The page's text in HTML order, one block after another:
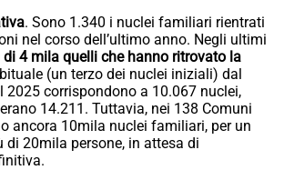
. Sono 1.340 i nuclei familiari rientrati
nel corso dell’ultimo anno. Negli ultimi
di 4 mila quelli che hanno ritrovato la
(un terzo dei nuclei iniziali) dal
2025 corrispondono a 10.067 nuclei,
14.211. Tuttavia, nei 138 Comuni
ancora 10mila nuclei familiari, per un
di 20mila persone, in attesa di